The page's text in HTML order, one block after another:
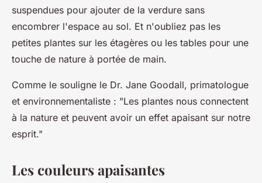
suspendues pour ajouter de la verdure sans
encombrer l'espace au sol. Et n'oubliez pas les
petites plantes sur les étagères ou les tables pour une
touche de nature à portée de main.
Comme le souligne le Dr. Jane Goodall, primatologue
et environnementaliste : "Les plantes nous connectent
à la nature et peuvent avoir un effet apaisant sur notre
esprit."
Les couleurs apaisantes